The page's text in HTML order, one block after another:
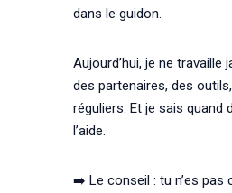
dans le guidon.
Aujourd’hui, je ne travaille
des partenaires, des
réguliers. Et je sais quand
l’aide.
➡️ Le conseil : tu n’es pas